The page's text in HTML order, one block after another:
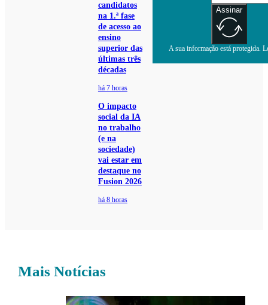
candidatos
na 1.ª fase
de acesso ao
ensino
superior das
últimas três
décadas
há 7 horas
O impacto
social da IA
no trabalho
(e na
sociedade)
vai estar em
destaque no
Fusion 2026
há 8 horas
Assinar
A sua informação está protegida.
Mais Notícias